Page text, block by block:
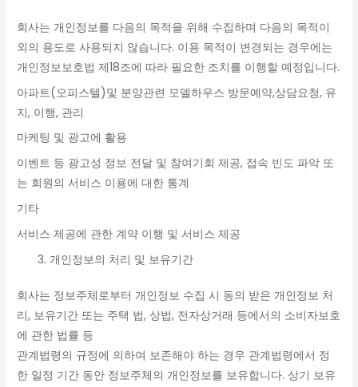
회사는 개인정보를 다음의 목적을 위해 수집하며 다음의 목적이
외의 용도로 사용되지 않습니다. 이용 목적이 변경되는 경우에는
개인정보보호법 제18조에 따라 필요한 조치를 이행할 예정입니다.
아파트(오피스텔)및 분양관련 모델하우스 방문예약,상담요청, 유
지, 이행, 관리
마케팅 및 광고에 활용
이벤트 등 광고성 정보 전달 및 참여기회 제공, 접속 빈도 파악 또
는 회원의 서비스 이용에 대한 통계
기타
서비스 제공에 관한 계약 이행 및 서비스 제공
개인정보의 처리 및 보유기간
회사는 정보주체로부터 개인정보 수집 시 동의 받은 개인정보 처
리, 보유기간 또는 주택 법, 상법, 전자상거래 등에서의 소비자보호
에 관한 법률 등
관계법령의 규정에 의하여 보존해야 하는 경우 관계법령에서 정
한 일정 기간 동안 정보주체의 개인정보를 보유합니다. 상기 보유